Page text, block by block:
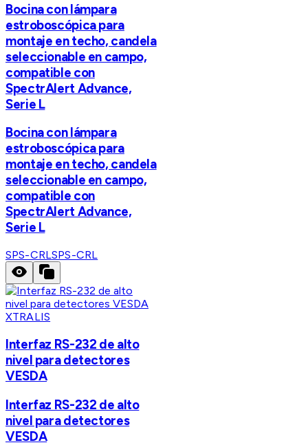
Bocina con lámpara
estroboscópica para
montaje en techo, candela
seleccionable en campo,
compatible con
SpectrAlert Advance,
Serie L
Bocina con lámpara
estroboscópica para
montaje en techo, candela
seleccionable en campo,
compatible con
SpectrAlert Advance,
Serie L
SPS-CRLSPS-CRL
XTRALIS
Interfaz RS-232 de alto
nivel para detectores
VESDA
Interfaz RS-232 de alto
nivel para detectores
VESDA